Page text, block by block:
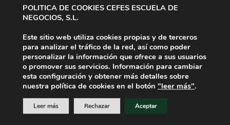
permitir.
Información adicional
Esta Política de Cookies podrá ser modificada siempre que
se produzcan cambios en la configuración y/o utilización de
las mismas. Con objeto de mantener la máxima
transparencia con el usuario, la Entidad Responsable
mantendrá siempre publicada la versión actualizada en
esta web haciendo constar su fecha de actualización al final
POLITICA DE COOKIES CEFES ESCUELA DE
NEGOCIOS, S.L.
Este sitio web utiliza cookies propias y de terceros
para analizar el tráfico de la red, así como poder
personalizar la información que ofrece a sus usuarios
o promover sus servicios. Información para cambiar
esta configuración y obtener más detalles sobre
nuestra política de cookies en el botón "leer más".
Aceptar
Rechazar
Leer más